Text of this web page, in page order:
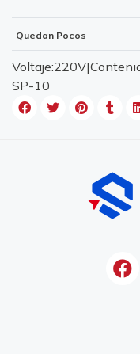
Quedan Pocos
SP-10